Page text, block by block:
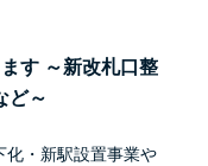
す ～新改札口整
ど～
・新駅設置事業や